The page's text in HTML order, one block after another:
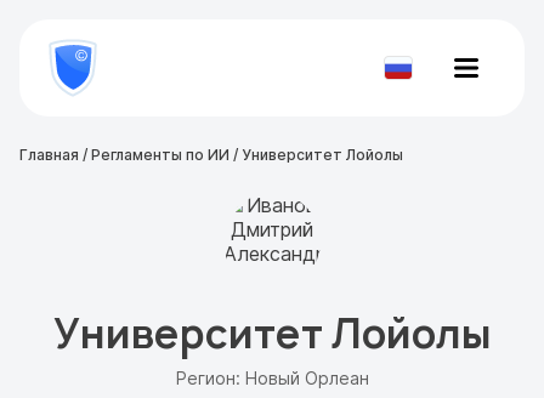
800
777-
81-Проверить
Главная / Регламенты по ИИ / Университет Лойолы
Университет Лойолы
Регион: Новый Орлеан